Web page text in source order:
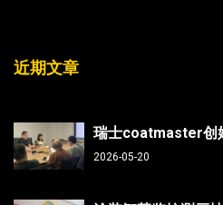
近期文章
2026-05-20